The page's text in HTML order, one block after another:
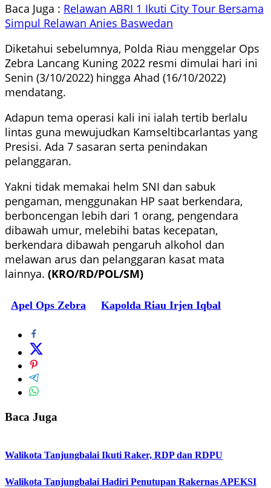
Baca Juga : Relawan ABRI 1 Ikuti City Tour Bersama
Simpul Relawan Anies Baswedan
Diketahui sebelumnya, Polda Riau menggelar Ops
Zebra Lancang Kuning 2022 resmi dimulai hari ini
Senin (3/10/2022) hingga Ahad (16/10/2022)
mendatang.
Adapun tema operasi kali ini ialah tertib berlalu
lintas guna mewujudkan Kamseltibcarlantas yang
Presisi. Ada 7 sasaran serta penindakan
pelanggaran.
Yakni tidak memakai helm SNI dan sabuk
pengaman, menggunakan HP saat berkendara,
berboncengan lebih dari 1 orang, pengendara
dibawah umur, melebihi batas kecepatan,
berkendara dibawah pengaruh alkohol dan
melawan arus dan pelanggaran kasat mata
lainnya. (KRO/RD/POL/SM)
Apel Ops Zebra Kapolda Riau Irjen Iqbal
Baca Juga
Walikota Tanjungbalai Ikuti Raker, RDP dan RDPU
Walikota Tanjungbalai Hadiri Penutupan Rakernas APEKSI